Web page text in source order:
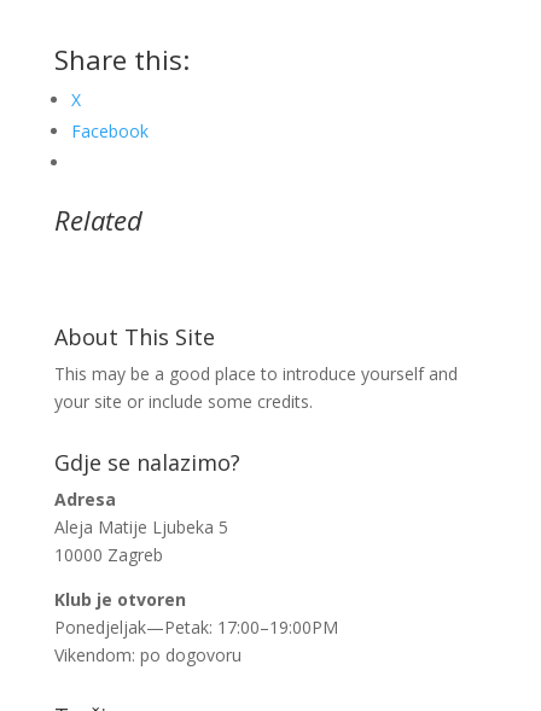
Share this:
X
Facebook
Related
About This Site
This may be a good place to introduce yourself and
your site or include some credits.
Gdje se nalazimo?
Adresa
Aleja Matije Ljubeka 5
10000 Zagreb
Klub je otvoren
Ponedjeljak—Petak: 17:00–19:00PM
Vikendom: po dogovoru